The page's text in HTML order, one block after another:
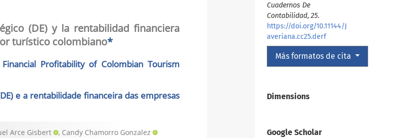
Cuadernos De
Contabilidad, 25.
https://doi.org/10.11144/J
averiana.cc25.derf
Más formatos de cita
Dimensions
Google Scholar